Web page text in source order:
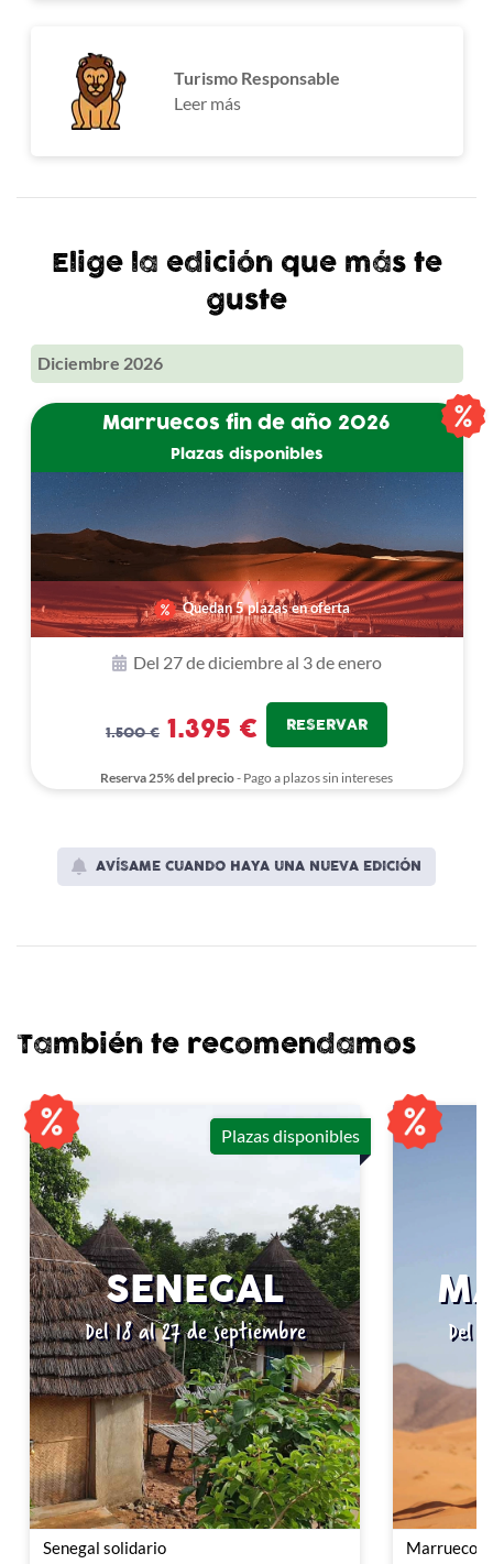
Turismo Responsable
Leer más
Elige la edición que más te
guste
Diciembre 2026
Marruecos fin de año 2026
Plazas disponibles
Quedan 5 plazas en oferta
Del 27 de diciembre al 3 de enero
1.500 € 1.395 € RESERVAR
Reserva 25% del precio- Pago a plazos sin intereses
AVÍSAME CUANDO HAYA UNA NUEVA EDICIÓN
También te recomendamos
Plazas disponibles
SENEGAL
Del 18 al 27 de septiembre
Senegal solidario
Del